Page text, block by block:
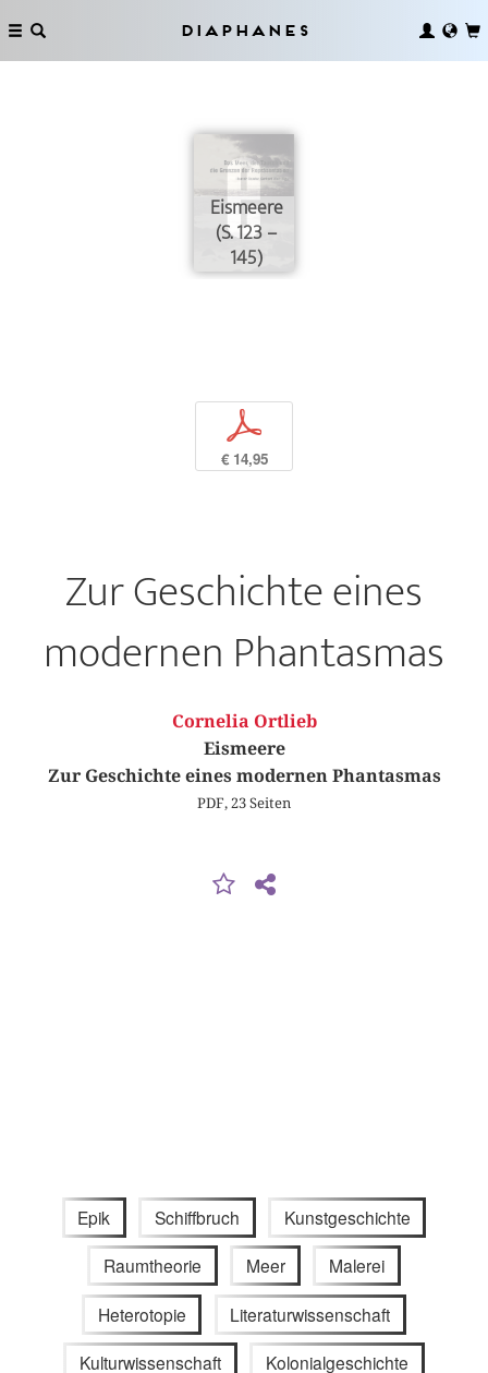
Diaphanes
Eismeere
(S. 123 –
145)
p
€ 14,95
Zur Geschichte eines
modernen Phantasmas
Cornelia Ortlieb
Eismeere
Zur Geschichte eines modernen Phantasmas
PDF, 23 Seiten
Epik Schiffbruch Kunstgeschichte
Raumtheorie Meer Malerei
Heterotopie Literaturwissenschaft
Kulturwissenschaft Kolonialgeschichte